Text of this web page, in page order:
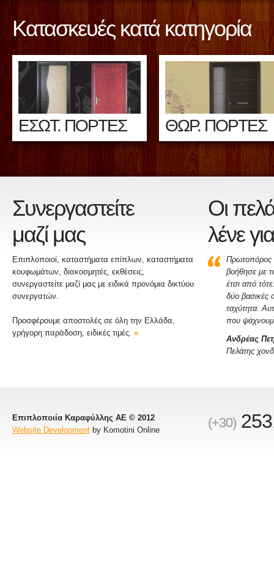
Κατασκευές κατά κατηγορία
ΕΣΩΤ. ΠΟΡΤΕΣ ΘΩΡ. ΠΟΡΤΕΣ
Συνεργαστείτε
μαζί μας
Επιπλοποιοί, καταστήματα επίπλων, καταστήματα
κουφωμάτων, διακοσμητές, εκθέσεις,
συνεργαστείτε μαζί μας με ειδικά προνόμια δικτύου
συνεργατών.
Προσφέρουμε αποστολές σε όλη την Ελλάδα,
γρήγορη παράδοση, ειδικές τιμές. »
Οι
λένε
Πρωτοπόρος
βοήθησε με
έτσι από
δύο βασικές
ταχύτητα.
που
Ανδρέας
Πελάτης
Επιπλοποιία Καραφύλλης ΑΕ © 2012
Website Development by Komotini Online (+30)